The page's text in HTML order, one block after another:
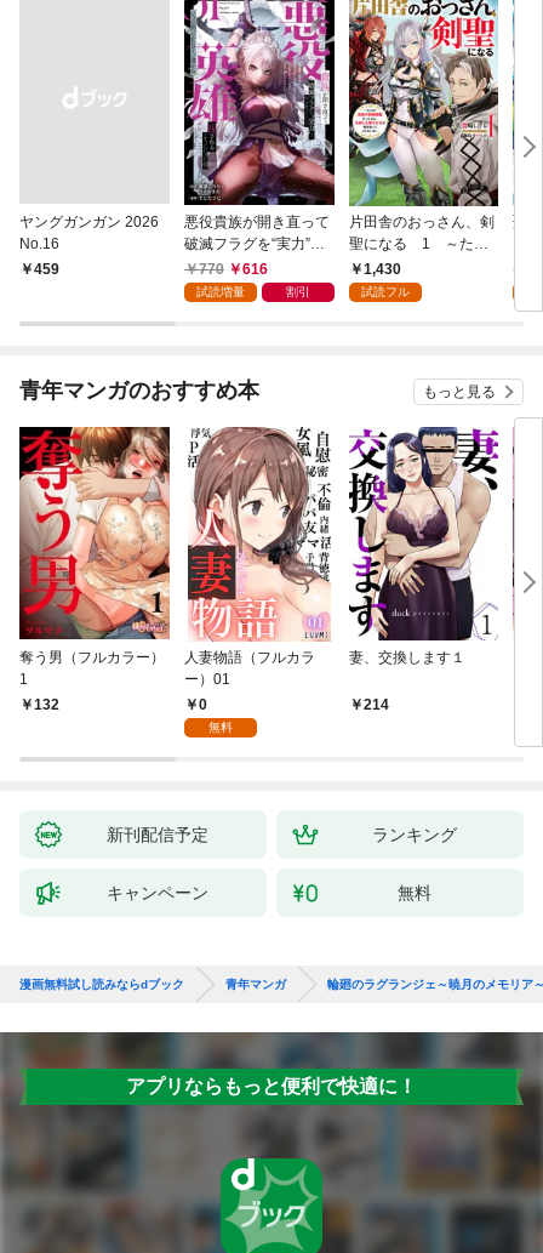
ヤングガンガン 2026
No.16
￥459
悪役貴族が開き直って
破滅フラグを“実力”で
叩き折っていたら、い
つの間にかヒロイン達
770 616
試読増量 割引
片田舎のおっさん、剣
聖になる 1 ～ただ
の田舎の剣術師範だっ
たのに、大成した弟子
1,430
試読フル
聖
巻
青年マンガのおすすめ本 もっと見る
奪う男（フルカラー）
1
132
人妻物語（フルカラ
ー）01
0
無料
妻、交換します１
214
な
新刊配信予定 ランキング
キャンペーン 無料
漫画無料試し読みならdブック 青年マンガ 輪廻のラグランジェ～暁月のメモリア
アプリならもっと便利で快適に！